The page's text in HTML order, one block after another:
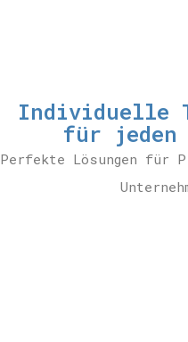
Individuelle
für jeden
Perfekte Lösungen für